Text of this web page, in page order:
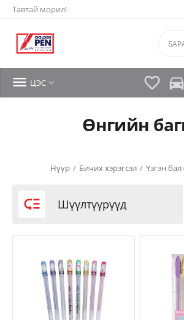
Тавтай морил!
 directions_car
 ЦЭС 
Өнгийн
Нүүр / Бичих хэрэгсэл / Үзгэн
 Шүүлтүүрүүд